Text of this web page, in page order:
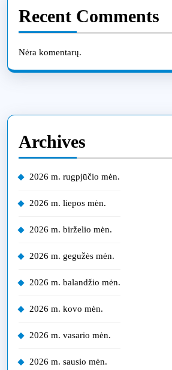
Recent Comments
Nėra komentarų.
Archives
2026 m. rugpjūčio mėn.
2026 m. liepos mėn.
2026 m. birželio mėn.
2026 m. gegužės mėn.
2026 m. balandžio mėn.
2026 m. kovo mėn.
2026 m. vasario mėn.
2026 m. sausio mėn.